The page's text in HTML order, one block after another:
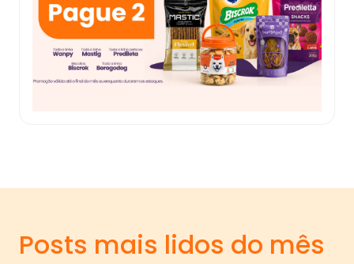
Posts mais lidos do mês